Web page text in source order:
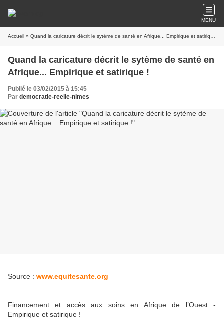
MENU
Accueil » Quand la caricature décrit le sytème de santé en Afrique... Empirique et satirique !
Quand la caricature décrit le sytème de santé en
Afrique... Empirique et satirique !
Publié le 03/02/2015 à 15:45
Par democratie-reelle-nimes
Source : www.equitesante.org
Financement et accès aux soins en Afrique de l’Ouest -
Empirique et satirique !